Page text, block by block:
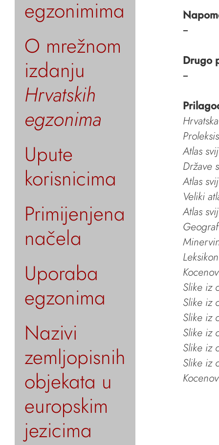
egzonimima
O mrežnom
izdanju
Hrvatskih
egzonima
Upute
korisnicima
Primijenjena
načela
Uporaba
egzonima
Nazivi
zemljopisnih
objekata u
europskim
jezicima
–
Drugo
–
Atlas
Države
Atlas
Veliki
Atlas
Slike iz
Slike iz
Slike iz
Slike iz
Slike iz
Slike iz